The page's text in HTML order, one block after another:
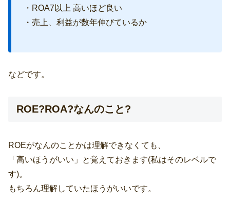
・ROA7以上 高いほど良い
・売上、利益が数年伸びているか
などです。
ROE?ROA?なんのこと?
ROEがなんのことかは理解できなくても、
「高いほうがいい」と覚えておきます(私はそのレベルで
す)。
もちろん理解していたほうがいいです。